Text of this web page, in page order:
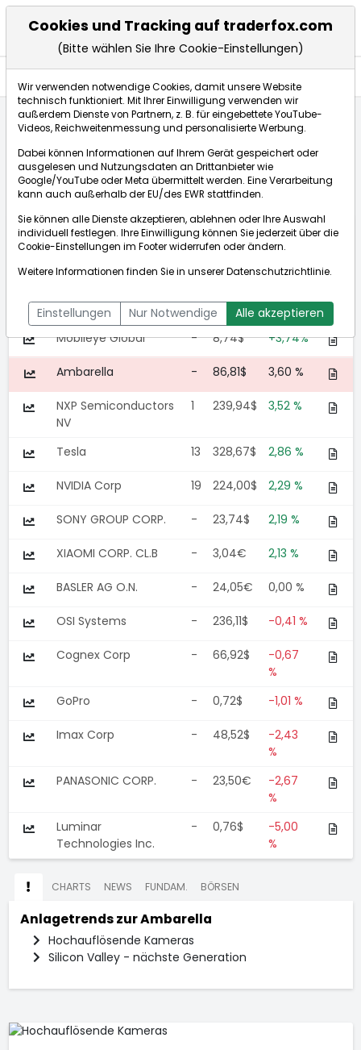
Hochauflösende Kameras
Wert N Aktuell
%
Company
Mobileye Global - 8,74$ +3,74%
Ambarella - 86,81$ 3,60 %
NXP Semiconductors
NV
1 239,94$ 3,52 %
Tesla 13 328,67$ 2,86 %
NVIDIA Corp 19 224,00$ 2,29 %
SONY GROUP CORP. - 23,74$ 2,19 %
XIAOMI CORP. CL.B - 3,04€ 2,13 %
BASLER AG O.N. - 24,05€ 0,00 %
OSI Systems - 236,11$ -0,41 %
Cognex Corp - 66,92$
-0,67
%
GoPro
- 0,72$ -1,01 %
Imax Corp - 48,52$
-2,43
%
PANASONIC CORP.
- 23,50€
-2,67
%
Luminar
Technologies Inc.
- 0,76$
-5,00
%
CHARTS NEWS FUNDAM. BÖRSEN
Anlagetrends zurAmbarella
Hochauflösende Kameras
Silicon Valley - nächste Generation
Cookies und Tracking auf traderfox.com
(Bitte wählen Sie Ihre Cookie-Einstellungen)
Wir verwenden notwendige Cookies, damit unsere Website
technisch funktioniert. Mit Ihrer Einwilligung verwenden wir
außerdem Dienste von Partnern, z. B. für eingebettete YouTube-
Videos, Reichweitenmessung und personalisierte Werbung.
Dabei können Informationen auf Ihrem Gerät gespeichert oder
ausgelesen und Nutzungsdaten an Drittanbieter wie
Google/YouTube oder Meta übermittelt werden. Eine Verarbeitung
kann auch außerhalb der EU/des EWR stattfinden.
Sie können alle Dienste akzeptieren, ablehnen oder Ihre Auswahl
individuell festlegen. Ihre Einwilligung können Sie jederzeit über die
Cookie-Einstellungen im Footer widerrufen oder ändern.
Weitere Informationen finden Sie in unsererDatenschutzrichtlinie.
Einstellungen Nur Notwendige Alle akzeptieren